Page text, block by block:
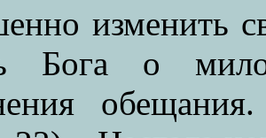
изменить
Бога о